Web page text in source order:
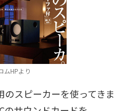
ムHPより
のスピーカーを使ってきま